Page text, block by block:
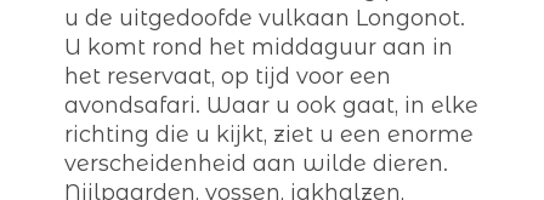
u de uitgedoofde vulkaan Longonot.
U komt rond het middaguur aan in
het reservaat, op tijd voor een
avondsafari. Waar u ook gaat, in elke
richting die u kijkt, ziet u een enorme
verscheidenheid aan wilde dieren.
Nijlpaarden, vossen, jakhalzen,